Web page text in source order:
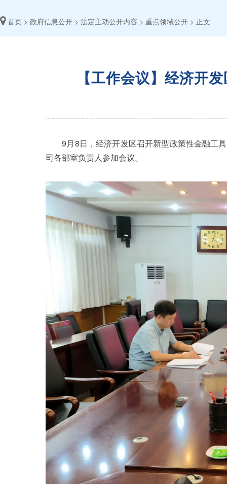
首页 > 政府信息公开 > 法定主动公开内容 > 重点领域公开 > 正文
【工作会议】经济开
9月8日，经济开发区召开新型政策性金融工具
司各部室负责人参加会议。